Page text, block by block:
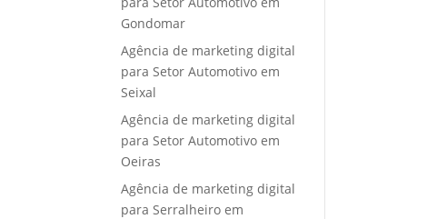
Gondomar
Agência de marketing digital
para Setor Automotivo em
Seixal
Agência de marketing digital
para Setor Automotivo em
Oeiras
Agência de marketing digital
para Serralheiro em